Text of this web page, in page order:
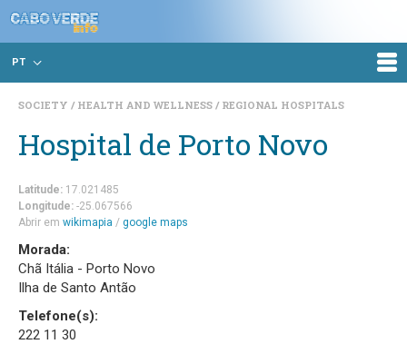
PT
SOCIETY HEALTH AND WELLNESS REGIONAL HOSPITALS
Hospital de Porto Novo
Latitude: 17.021485
Longitude: -25.067566
Abrir em wikimapia / google maps
Morada:
Chã Itália - Porto Novo
Ilha de Santo Antão
Telefone(s):
222 11 30